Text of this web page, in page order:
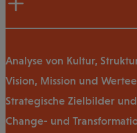
Analyse von Kultur,
Vision, Mission und
Strategische Zielbilder
Change- und